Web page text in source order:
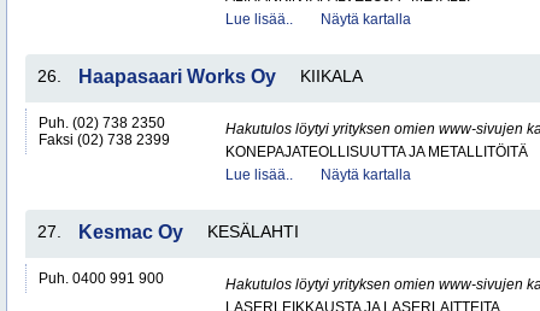
Lue lisää..
Näytä kartalla
26. Haapasaari Works Oy KIIKALA
Puh. (02) 738 2350
Faksi (02) 738 2399
Hakutulos löytyi yrityksen omien www-sivujen
KONEPAJATEOLLISUUTTA JA METALLITÖITÄ
Lue lisää..
Näytä kartalla
27. Kesmac Oy KESÄLAHTI
Puh. 0400 991 900
Hakutulos löytyi yrityksen omien www-sivujen
LASERLEIKKAUSTA JA LASERLAITTEITA